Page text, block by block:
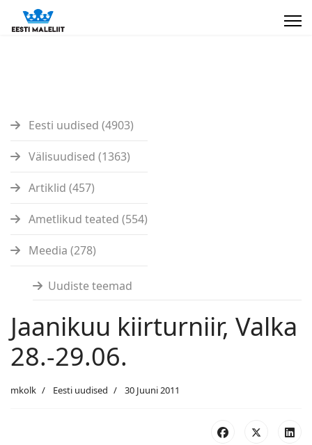
Eesti uudised (4903)
Välisuudised (1363)
Artiklid (457)
Ametlikud teated (554)
Meedia (278)
Uudiste teemad
Jaanikuu kiirturniir, Valka
28.-29.06.
mkolk Eesti uudised 30 Juuni 2011